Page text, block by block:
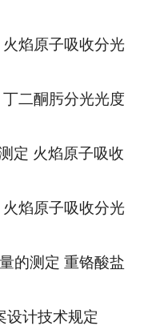
焰原子吸收分光
二酮肟分光光度
定 火焰原子吸收
焰原子吸收分光
的测定 重铬酸盐
设计技术规定